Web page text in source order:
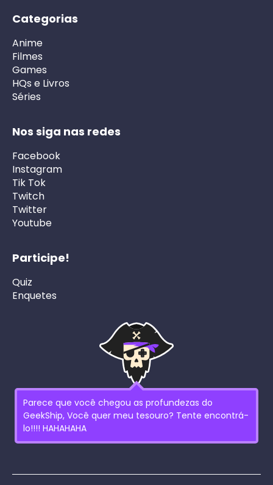
Categorias
Anime
Filmes
Games
HQs e Livros
Séries
Nos siga nas redes
Facebook
Instagram
Tik Tok
Twitch
Twitter
Youtube
Participe!
Quiz
Enquetes
Parece que você chegou as profundezas do
GeekShip, Você quer meu tesouro? Tente encontrá-
lo!!!! HAHAHAHA